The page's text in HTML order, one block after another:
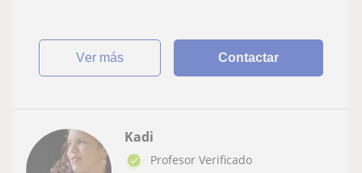
ver más Contactar
Kadi
Profesor Verificado